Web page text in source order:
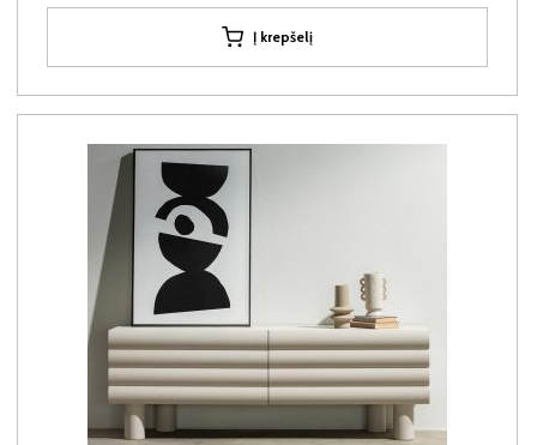
Į krepšelį